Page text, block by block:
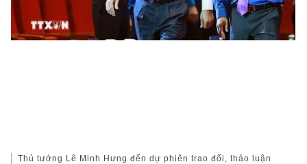
Thủ tướng Lê Minh Hưng đến dự phiên trao đổi, thảo luận